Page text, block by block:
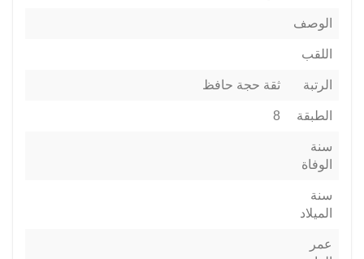
الوصف
اللقب
الرتبة ثقة حجة حافظ
الطبقة 8
سنة
الوفاة
سنة
الميلاد
عمر